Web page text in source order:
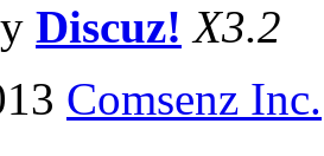
Discuz! X3.2
Comsenz Inc.